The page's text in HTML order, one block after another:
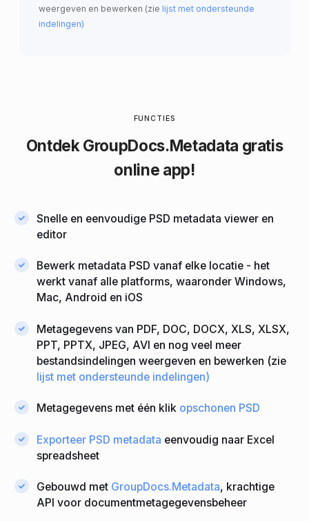
weergeven en bewerken (zie lijst met ondersteunde
indelingen)
FUNCTIES
Ontdek GroupDocs.Metadata gratis
online app!
Snelle en eenvoudige PSD metadata viewer en
editor
Bewerk metadata PSD vanaf elke locatie - het
werkt vanaf alle platforms, waaronder Windows,
Mac, Android en iOS
Metagegevens van PDF, DOC, DOCX, XLS, XLSX,
PPT, PPTX, JPEG, AVI en nog veel meer
bestandsindelingen weergeven en bewerken (zie
lijst met ondersteunde indelingen)
Metagegevens met één klik opschonen PSD
Exporteer PSD metadata eenvoudig naar Excel
spreadsheet
Gebouwd met GroupDocs.Metadata, krachtige
API voor documentmetagegevensbeheer